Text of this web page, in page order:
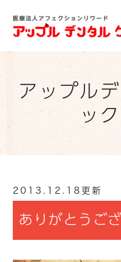
アップル
ッ
2013.12.18更新
ありがとうご